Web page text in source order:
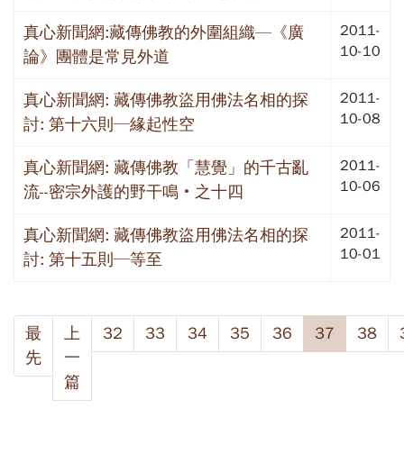
真心新聞網:藏傳佛教的外圍組織—《廣
論》團體是常見外道
2011-
10-10
真心新聞網: 藏傳佛教盜用佛法名相的探
討: 第十六則─緣起性空
2011-
10-08
真心新聞網: 藏傳佛教「慧覺」的千古亂
流--密宗外護的野干鳴‧之十四
2011-
10-06
真心新聞網: 藏傳佛教盜用佛法名相的探
討: 第十五則─等至
2011-
10-01
最
先
上
一
篇
32 33 34 35 36 37 38